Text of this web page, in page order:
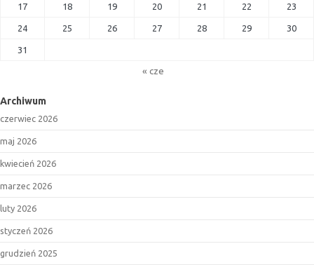
17 18 19 20 21 22 23
24 25 26 27 28 29 30
31
« cze
Archiwum
czerwiec 2026
maj 2026
kwiecień 2026
marzec 2026
luty 2026
styczeń 2026
grudzień 2025